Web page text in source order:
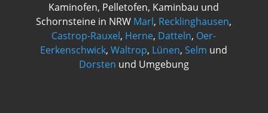
Kaminofen, Pelletofen, Kaminbau und
Schornsteine in NRW Marl, Recklinghausen,
Castrop-Rauxel, Herne, Datteln, Oer-
Eerkenschwick,Waltrop, Lünen,Selm und
Dorsten und Umgebung